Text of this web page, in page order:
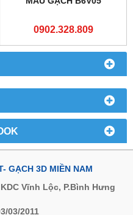
0902.328.809
GẠCH 3D MIỀN NAM
Vĩnh Lộc, P.Bình Hưng
03/2011